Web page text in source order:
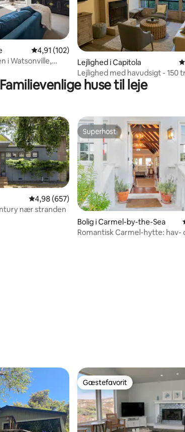
156 omtaler
4,91 ud af 5 i gennemsnitlig bedømmelse,
4,91 (102)
i Watsonville,
Lejlighed i Capitola
Lejlighed med havudsigt - 150
stranden!
Familievenlige huse til leje
147 omtaler
4,98 ud af 5 i gennemsnitlig bedømmelse,
4,98 (657)
nær stranden
Superhost
Superhost
Bolig i Carmel-by-the-Sea
Romantisk Carmel-hytte: hav-
Gæstefavorit
Gæstefavorit